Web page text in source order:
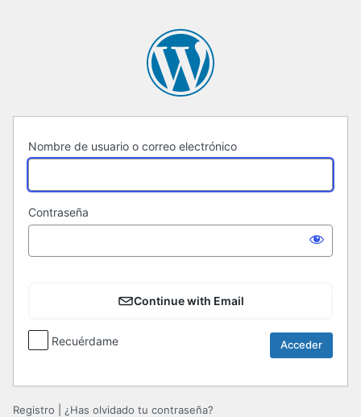
Nombre de usuario o correo electrónico
Contraseña
Continue with Email
Recuérdame
Registro ¿Has olvidado tu contraseña?